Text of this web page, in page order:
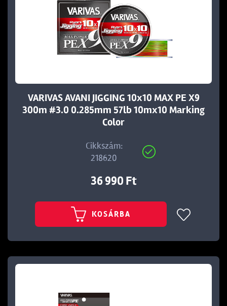
VARIVAS AVANI JIGGING 10x10 MAX PE X9
300m #3.0 0.285mm 57lb 10mx10 Marking
Color
Cikkszám:
218620
36 990 Ft
KOSÁRBA